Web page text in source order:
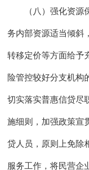
（八）强化资源保
务内部资源适当倾斜
转移定价等方面给予
险管控较好分支机构
切实落实普惠信贷尽
施细则，加强政策宣
贷人员，原则上免除
服务工作，将民营企